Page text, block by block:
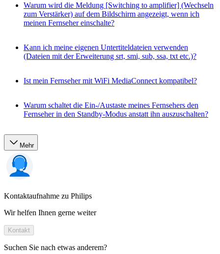
Warum wird die Meldung [Switching to amplifier] (Wechseln
zum Verstärker) auf dem Bildschirm angezeigt, wenn ich
meinen Fernseher einschalte?
Kann ich meine eigenen Untertiteldateien verwenden
(Dateien mit der Erweiterung srt, smi, sub, ssa, txt etc.)?
Ist mein Fernseher mit WiFi MediaConnect kompatibel?
Warum schaltet die Ein-/Austaste meines Fernsehers den
Fernseher in den Standby-Modus anstatt ihn auszuschalten?
Mehr
Kontaktaufnahme zu Philips
Wir helfen Ihnen gerne weiter
Kontakt
Suchen Sie nach etwas anderem?